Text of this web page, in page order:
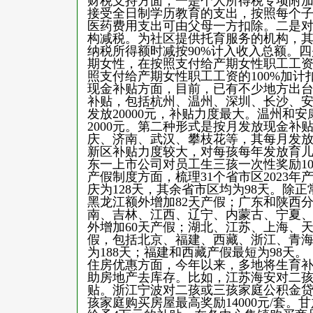
接受全日制学历教育的支出，按照每个
医药费用支出可由父母一方扣除。二是
构减税。为社区提供托育服务的机构，
纳税所得额时减按90%计入收入总额。
期女性，在按照支付给产期女性职工工
照支付给产期女性职工工资的100%加计
现金补贴方面，目前，已有不少地方出
补贴，包括杭州、温州、深圳、长沙、
发放20000元，补贴力度最大。温州和
2000元。第二种形式是按月发放现金补
庆、济南、武汉、攀枝花等，其每月发
新区补贴力度较大，对每孩每年发放育
东一上市公司对员工生三孩一次性奖励
产假制度方面，梳理31个省市区2023年
庆为128天，其余省市区均为98天。除
黑龙江额外增加82天产假；广东和陕西
南、吉林、江西、辽宁、内蒙古、宁夏
外增加60天产假；湖北、江苏、上海、
假，包括北京、福建、西藏、浙江、青
为188天；福建和西藏产假最短为98天。
住房优惠方面，今年以来，多地将生育
助房地产去库存。比如，江苏海安对二
贴。浙江宁波对二孩或三孩家庭公积金
孩家庭购买房屋最高奖励14000元/套。